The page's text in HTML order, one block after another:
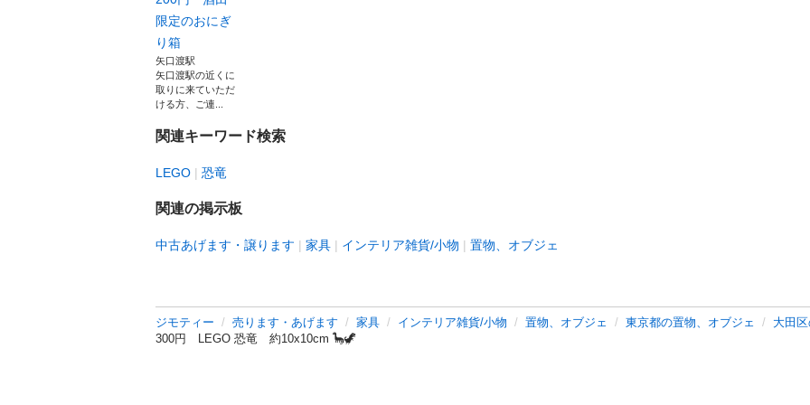
限定のおにぎ
り箱
矢口渡駅
矢口渡駅の近くに
取りに来ていただ
ける方、ご連...
関連キーワード検索
LEGO 恐竜
関連の掲示板
中古あげます・譲ります 家具 インテリア雑貨/小物 置物、オブジェ
ジモティー 売ります・あげます 家具 インテリア雑貨/小物 置物、オブジェ 東京都の置物、オブジェ
大田
300円 LEGO 恐竜 約10x10cm 🦕🦖